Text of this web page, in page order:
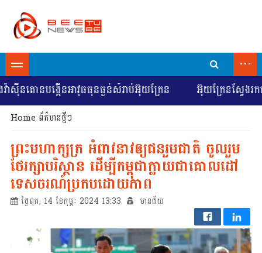
...
នបង្កើនអាវុធធុនធ្ងន់សំរាប់អ៊ុយក្រែន អ៊ុយក្រែនស្វែងរកការ
Home ព័ត៌មានថ្មីៗ
ព្រះមហាក្សត្រ​ អំពាវនាវឲ្យ​​ជនរួមជាតិ​ ​ចូល​រួម​
ថែរក្សា​បរិស្ថាន​ ​ដើម្បី​​កម្ពុជា​ក្លាយ​ជា​គោល​ដៅ​
ទេស​ចរណ៍​ប្រកបដោយ​ភាព
ថ្ងៃពុធ, 14 ខែកុម្ភៈ 2024 13:33 មានជ័យ